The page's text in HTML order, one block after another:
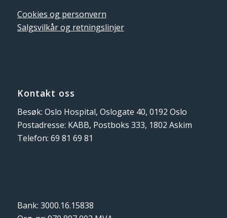
Cookies og personvern
Salgsvilkår og retningslinjer
Kontakt oss
Besøk: Oslo Hospital, Oslogate 40, 0192 Oslo
Postadresse: KABB, Postboks 333, 1802 Askim
Telefon: 69 81 69 81
Bank: 3000.16.15838